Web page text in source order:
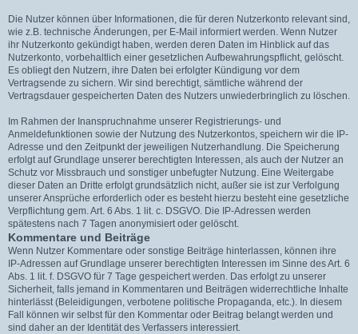
Die Nutzer können über Informationen, die für deren Nutzerkonto relevant sind,
wie z.B. technische Änderungen, per E-Mail informiert werden. Wenn Nutzer
ihr Nutzerkonto gekündigt haben, werden deren Daten im Hinblick auf das
Nutzerkonto, vorbehaltlich einer gesetzlichen Aufbewahrungspflicht, gelöscht.
Es obliegt den Nutzern, ihre Daten bei erfolgter Kündigung vor dem
Vertragsende zu sichern. Wir sind berechtigt, sämtliche während der
Vertragsdauer gespeicherten Daten des Nutzers unwiederbringlich zu löschen.
Im Rahmen der Inanspruchnahme unserer Registrierungs- und
Anmeldefunktionen sowie der Nutzung des Nutzerkontos, speichern wir die IP-
Adresse und den Zeitpunkt der jeweiligen Nutzerhandlung. Die Speicherung
erfolgt auf Grundlage unserer berechtigten Interessen, als auch der Nutzer an
Schutz vor Missbrauch und sonstiger unbefugter Nutzung. Eine Weitergabe
dieser Daten an Dritte erfolgt grundsätzlich nicht, außer sie ist zur Verfolgung
unserer Ansprüche erforderlich oder es besteht hierzu besteht eine gesetzliche
Verpflichtung gem. Art. 6 Abs. 1 lit. c. DSGVO. Die IP-Adressen werden
spätestens nach 7 Tagen anonymisiert oder gelöscht.
Kommentare und Beiträge
Wenn Nutzer Kommentare oder sonstige Beiträge hinterlassen, können ihre
IP-Adressen auf Grundlage unserer berechtigten Interessen im Sinne des Art. 6
Abs. 1 lit. f. DSGVO für 7 Tage gespeichert werden. Das erfolgt zu unserer
Sicherheit, falls jemand in Kommentaren und Beiträgen widerrechtliche Inhalte
hinterlässt (Beleidigungen, verbotene politische Propaganda, etc.). In diesem
Fall können wir selbst für den Kommentar oder Beitrag belangt werden und
sind daher an der Identität des Verfassers interessiert.